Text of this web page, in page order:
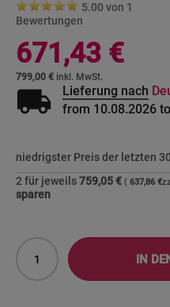
5.00 von 1
Bewertungen
799,00 €
671,43 €
local_shipping Lieferung nach
from 10.08.2026
niedrigster Preis der letzten
2 für jeweils759,05 € 637,86 €
sparen
IN